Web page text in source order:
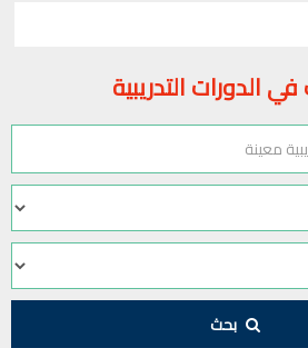
الدورات التدريبية
بحث